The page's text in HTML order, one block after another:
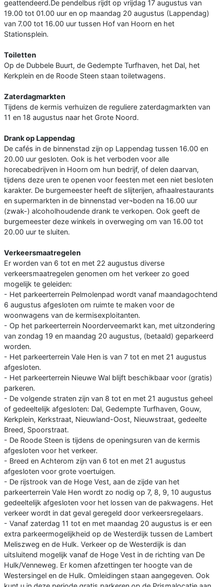
geattendeerd.De pendelbus rijdt op vrijdag 17 augustus van
19.00 tot 01.00 uur en op maandag 20 augustus (Lappendag)
van 7.00 tot 16.00 uur tussen Hof van Hoorn en het
Stationsplein.
Toiletten
Op de Dubbele Buurt, de Gedempte Turfhaven, het Dal, het
Kerkplein en de Roode Steen staan toiletwagens.
Zaterdagmarkten
Tijdens de kermis verhuizen de reguliere zaterdagmarkten van
11 en 18 augustus naar het Grote Noord.
Drank op Lappendag
De cafés in de binnenstad zijn op Lappendag tussen 16.00 en
20.00 uur gesloten. Ook is het verboden voor alle
horecabedrijven in Hoorn om hun bedrijf, of delen daarvan,
tijdens deze uren te openen voor feesten met een niet besloten
karakter. De burgemeester heeft de slijterijen, afhaalrestaurants
en supermarkten in de binnenstad ver¬boden na 16.00 uur
(zwak-) alcoholhoudende drank te verkopen. Ook geeft de
burgemeester deze winkels in overweging om van 16.00 tot
20.00 uur te sluiten.
Verkeersmaatregelen
Er worden van 6 tot en met 22 augustus diverse
verkeersmaatregelen genomen om het verkeer zo goed
mogelijk te geleiden:
- Het parkeerterrein Pelmolenpad wordt vanaf maandagochtend
6 augustus afgesloten om ruimte te maken voor de
woonwagens van de kermisexploitanten.
- Op het parkeerterrein Noorderveemarkt kan, met uitzondering
van zondag 19 en maandag 20 augustus, (betaald) geparkeerd
worden.
- Het parkeerterrein Vale Hen is van 7 tot en met 21 augustus
afgesloten.
- Het parkeerterrein Nieuwe Wal blijft beschikbaar voor (gratis)
parkeren.
- De volgende straten zijn van 8 tot en met 21 augustus geheel
of gedeeltelijk afgesloten: Dal, Gedempte Turfhaven, Gouw,
Kerkplein, Kerkstraat, Nieuwland-Oost, Nieuwstraat, gedeelte
Breed, Spoorstraat.
- De Roode Steen is tijdens de openingsuren van de kermis
afgesloten voor het verkeer.
- Breed en Achterom zijn van 6 tot en met 21 augustus
afgesloten voor grote voertuigen.
- De rijstrook van de Hoge Vest, aan de zijde van het
parkeerterrein Vale Hen wordt zo nodig op 7, 8, 9, 10 augustus
gedeeltelijk afgesloten voor het lossen van de pakwagens. Het
verkeer wordt in dat geval geregeld door verkeersregelaars.
- Vanaf zaterdag 11 tot en met maandag 20 augustus is er een
extra parkeermogelijkheid op de Westerdijk tussen de Lambert
Meliszweg en de Hulk. Verkeer op de Westerdijk is dan
uitsluitend mogelijk vanaf de Hoge Vest in de richting van De
Hulk/Venneweg. Er komen afzettingen ter hoogte van de
Westersingel en de Hulk. Omleidingen staan aangegeven. Ook